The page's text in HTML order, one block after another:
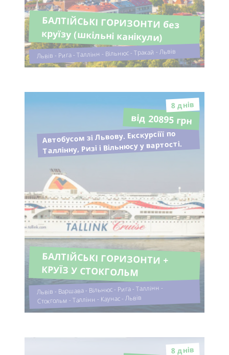
БАЛТІЙСЬКІ ГОРИЗОНТИ без
круїзу (шкільні канікули)
Львів - Рига - Таллінн - Вільнюс - Тракай - Львів
8 днiв
від 20895 грн
Автобусом зі Львову. Екскурсіїї по
Таллінну, Ризі і Вільнюсу у вартості.
БАЛТІЙСЬКІ ГОРИЗОНТИ +
КРУЇЗ У СТОКГОЛЬМ
Львів - Варшава - Вільнюс - Рига - Таллінн -
Стокгольм - Таллінн - Каунас - Львів
8 днiв